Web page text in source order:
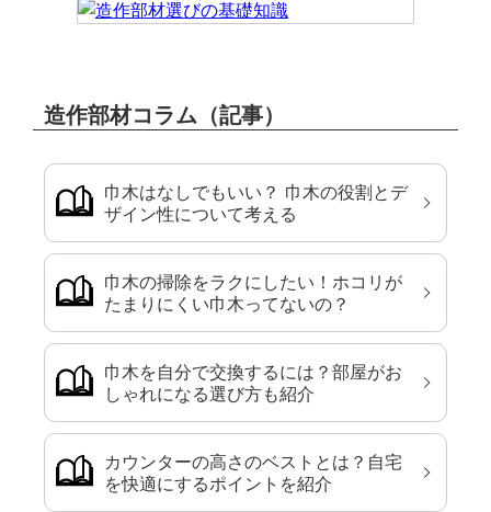
造作部材コラム（記事）
巾木はなしでもいい？ 巾木の役割とデ
ザイン性について考える
巾木の掃除をラクにしたい！ホコリが
たまりにくい巾木ってないの？
巾木を自分で交換するには？部屋がお
しゃれになる選び方も紹介
カウンターの高さのベストとは？自宅
を快適にするポイントを紹介